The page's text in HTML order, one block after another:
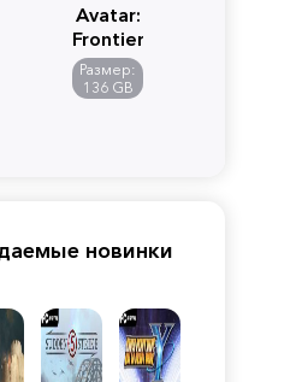
Avatar:
Frontiers
of
Pandora
Размер:
136 GB
новинки